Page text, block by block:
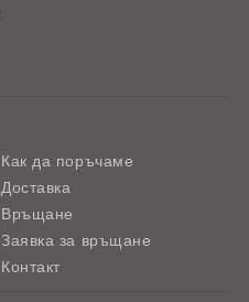
Как да поръчаме
Доставка
Връщане
Заявка за връщане
Контакт